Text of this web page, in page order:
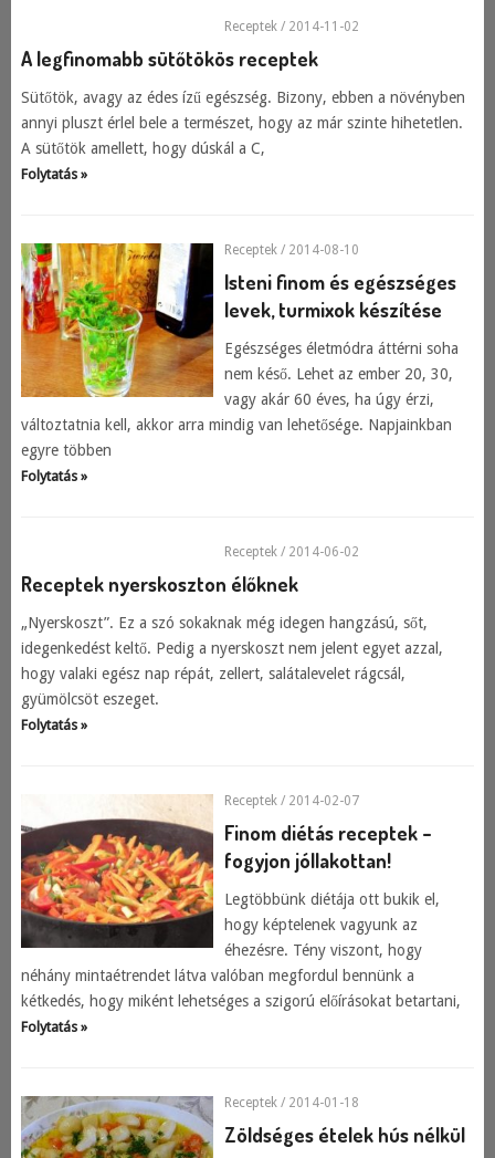
Receptek / 2014-11-02
A legfinomabb sütőtökös receptek
Sütőtök, avagy az édes ízű egészség. Bizony, ebben a növényben
annyi pluszt érlel bele a természet, hogy az már szinte hihetetlen.
A sütőtök amellett, hogy dúskál a C,
Folytatás »
Receptek / 2014-08-10
Isteni finom és egészséges
levek, turmixok készítése
Egészséges életmódra áttérni soha
nem késő. Lehet az ember 20, 30,
vagy akár 60 éves, ha úgy érzi,
változtatnia kell, akkor arra mindig van lehetősége. Napjainkban
egyre többen
Folytatás »
Receptek / 2014-06-02
Receptek nyerskoszton élőknek
„Nyerskoszt”. Ez a szó sokaknak még idegen hangzású, sőt,
idegenkedést keltő. Pedig a nyerskoszt nem jelent egyet azzal,
hogy valaki egész nap répát, zellert, salátalevelet rágcsál,
gyümölcsöt eszeget.
Folytatás »
Receptek / 2014-02-07
Finom diétás receptek –
fogyjon jóllakottan!
Legtöbbünk diétája ott bukik el,
hogy képtelenek vagyunk az
éhezésre. Tény viszont, hogy
néhány mintaétrendet látva valóban megfordul bennünk a
kétkedés, hogy miként lehetséges a szigorú előírásokat betartani,
Folytatás »
Receptek / 2014-01-18
Zöldséges ételek hús nélkül